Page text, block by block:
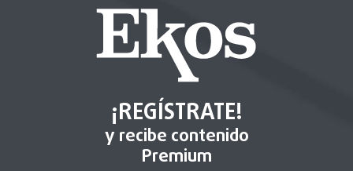
¡REGÍSTRATE!
y recibe contenido
Premium